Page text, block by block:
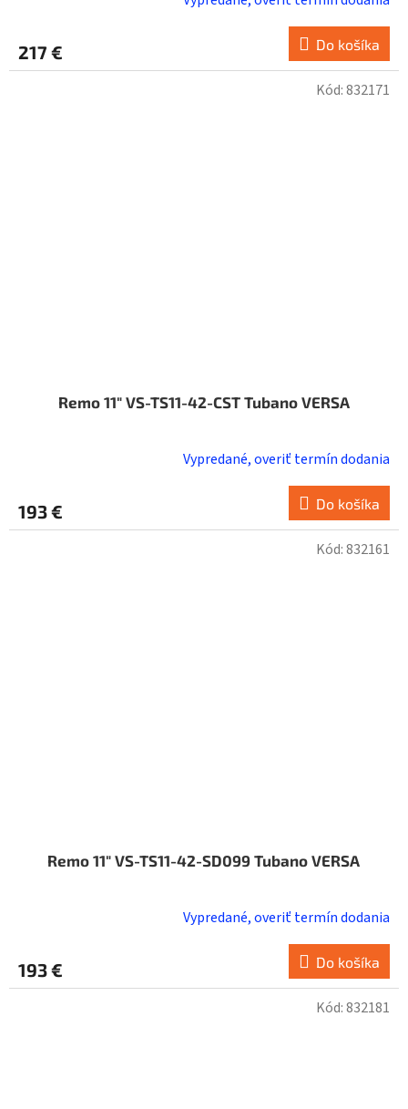
produktu
je
217 € Do košíka
Remo 11" VS-TS11-42-CST Tubano VERSA
Vypredané, overiť termín dodania
193 € Do košíka
Kód:832171
Remo 11" VS-TS11-42-SD099 Tubano VERSA
Vypredané, overiť termín dodania
193 € Do košíka
Kód:832161
Kód:832181